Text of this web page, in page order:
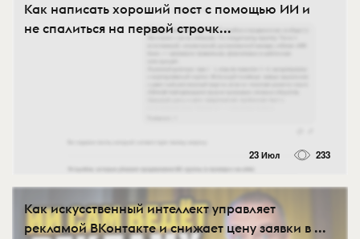
Как написать хороший пост с помощью ИИ и
не спалиться на первой строчк...
23 Июл 233
Как искусственный интеллект управляет
рекламой ВКонтакте и снижает цену заявки в ...